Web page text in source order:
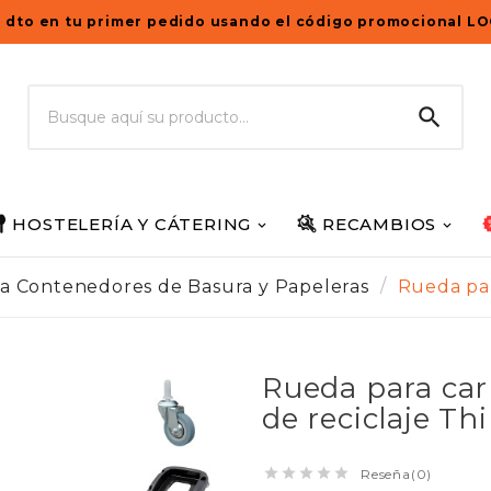
dto en tu primer pedido usando el código promocional

HOSTELERÍA Y CÁTERING RECAMBIOS
Contenedores de Basura y Papeleras Rueda
Rueda para
de reciclaje
     Reseña(0)